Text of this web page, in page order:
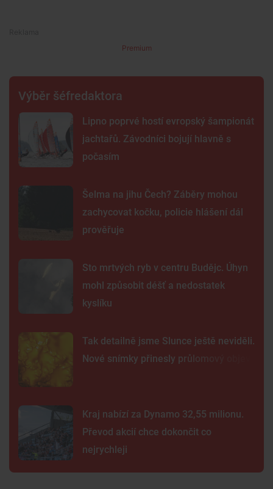
Premium
Výběr šéfredaktora
Lipno poprvé hostí evropský šampionát
jachtařů. Závodníci bojují hlavně s
počasím
Šelma na jihu Čech? Záběry mohou
zachycovat kočku, policie hlášení dál
prověřuje
Sto mrtvých ryb v centru Budějc. Úhyn
mohl způsobit déšť a nedostatek
kyslíku
Tak detailně jsme Slunce ještě neviděli.
Nové snímky přinesly průlomový objev
Kraj nabízí za Dynamo 32,55 milionu.
Převod akcií chce dokončit co
nejrychleji